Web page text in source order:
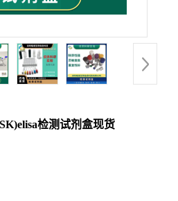
检测试剂盒现货